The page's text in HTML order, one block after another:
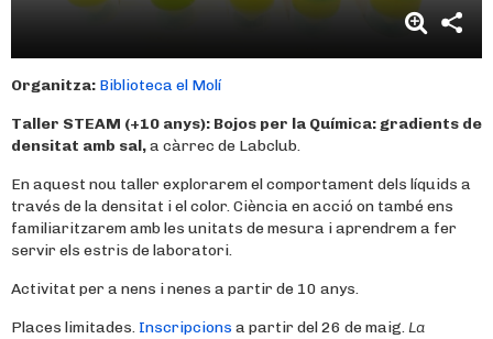
Organitza: Biblioteca el Molí
Taller STEAM (+10 anys): Bojos per la Química: gradients de
densitat amb sal,a càrrec de Labclub.
En aquest nou taller explorarem el comportament dels líquids a
través de la densitat i el color. Ciència en acció on també ens
familiaritzarem amb les unitats de mesura i aprendrem a fer
servir els estris de laboratori.
Activitat per a nens i nenes a partir de 10 anys.
Places limitades. Inscripcions a partir del 26 de maig.La